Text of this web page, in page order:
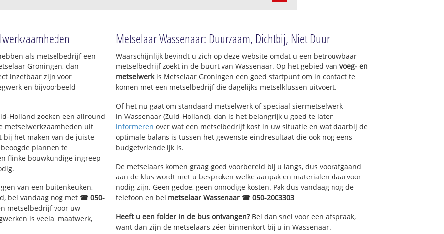
Ter Weer
Oud-Wassenaar
Nieuw-Wassenaar
Duindigt met Groenendaal
De Kieviet
als metselbedrijf een
Groningen, dan
inzetbaar zijn voor
en bijvoorbeeld
Holland zoeken een allround
metselwerkzaamheden uit
bij het maken van de juiste
plannen te
flinke bouwkundige ingreep
van een buitenkeuken,
bel vandaag nog met ☎ 050-
metselbedrijf voor uw
is veelal maatwerk,
Metselaar Wassenaar: Duurzaam, Dichtbij, Niet Duur
Waarschijnlijk bevindt u zich op deze website omdat u een betrouwbaar
metselbedrijf zoekt in de buurt van Wassenaar. Op het gebied van voeg- en
metselwerkis Metselaar Groningen een goed startpunt om in contact te
komen met een metselbedrijf die dagelijks metselklussen uitvoert.
Of het nu gaat om standaard metselwerk of speciaal siermetselwerk
in Wassenaar (Zuid-Holland), dan is het belangrijk u goed te laten
informeren over wat een metselbedrijf kost in uw situatie en wat daarbij de
optimale balans is tussen het gewenste eindresultaat die ook nog eens
budgetvriendelijk is.
De metselaars komen graag goed voorbereid bij u langs, dus voorafgaand
aan de klus wordt met u besproken welke aanpak en materialen daarvoor
nodig zijn. Geen gedoe, geen onnodige kosten. Pak dus vandaag nog de
telefoon en bel metselaar Wassenaar ☎ 050-2003303
Heeft u een folder in de bus ontvangen?Bel dan snel voor een afspraak,
want dan zijn de metselaars zéér binnenkort bij u in Wassenaar.